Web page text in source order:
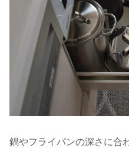
鍋やフライパンの深さに合